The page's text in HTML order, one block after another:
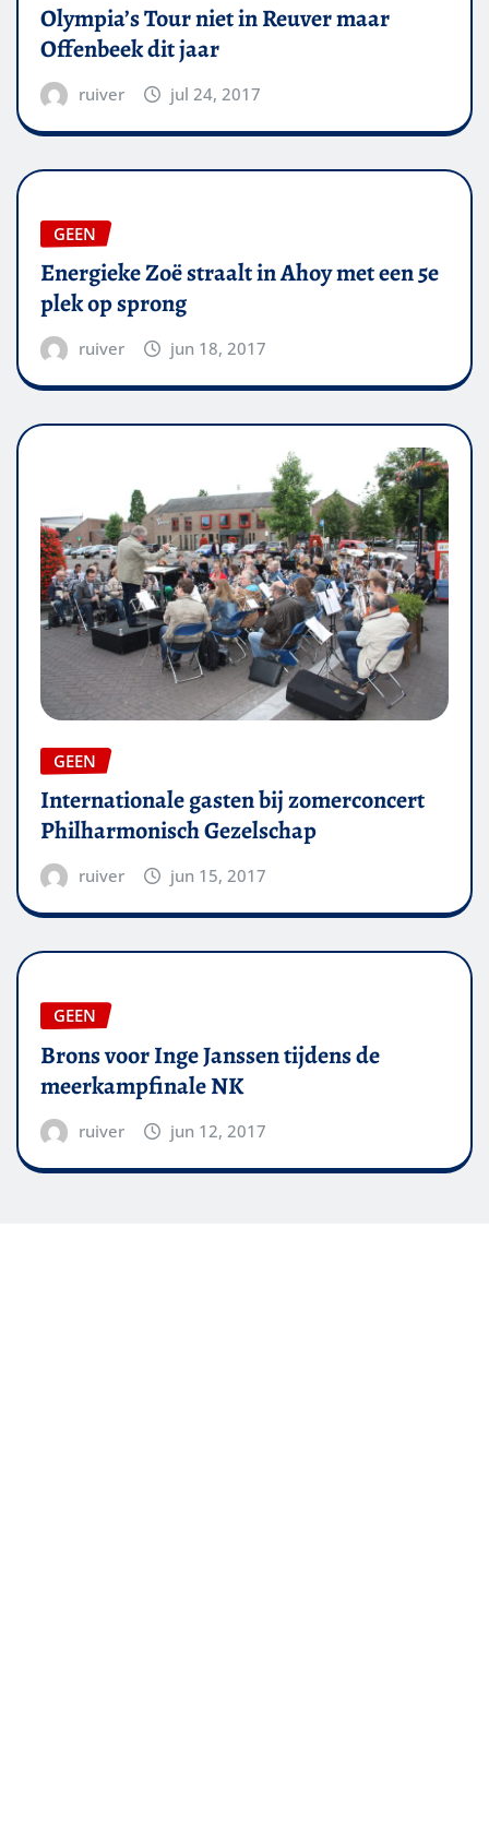
Olympia’s Tour niet in Reuver maar
Offenbeek dit jaar
ruiver jul 24, 2017
GEEN
Energieke Zoë straalt in Ahoy met een 5e
plek op sprong
ruiver jun 18, 2017
GEEN
Internationale gasten bij zomerconcert
Philharmonisch Gezelschap
ruiver jun 15, 2017
GEEN
Brons voor Inge Janssen tijdens de
meerkampfinale NK
ruiver jun 12, 2017